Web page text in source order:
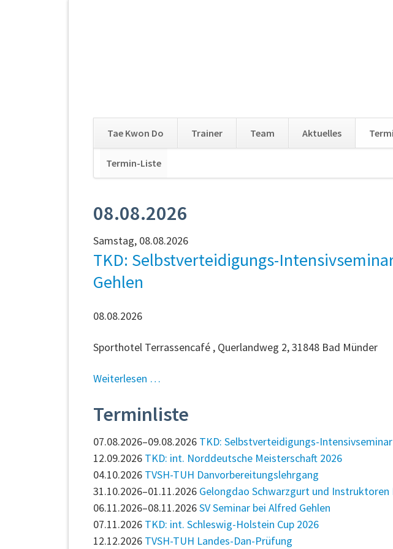
Tae Kwon Do Trainer Team Aktuelles
überspringen
Termin-Liste
08.08.2026
Samstag, 08.08.2026
TKD: Selbstverteidigungs-
Gehlen
08.08.2026
Sporthotel Terrassencafé , Querlandweg 2, 31848 Bad Münder
Weiterlesen …
Intensivseminar
Alfred
Gehlen
Terminliste
07.08.2026–09.08.2026 TKD: Selbstverteidigungs-
12.09.2026 TKD: int. Norddeutsche Meisterschaft 2026
04.10.2026 TVSH-TUH Danvorbereitungslehrgang
31.10.2026–01.11.2026 Gelongdao Schwarzgurt und Instruktoren
06.11.2026–08.11.2026SV Seminar bei Alfred Gehlen
07.11.2026 TKD: int. Schleswig-Holstein Cup 2026
12.12.2026 TVSH-TUH Landes-Dan-Prüfung